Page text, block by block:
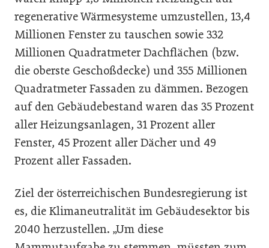
regenerative Wärmesysteme umzustellen, 13,4
Millionen Fenster zu tauschen sowie 332
Millionen Quadratmeter Dachflächen (bzw.
die oberste Geschoßdecke) und 355 Millionen
Quadratmeter Fassaden zu dämmen. Bezogen
auf den Gebäudebestand waren das 35 Prozent
aller Heizungsanlagen, 31 Prozent aller
Fenster, 45 Prozent aller Dächer und 49
Prozent aller Fassaden.
Ziel der österreichischen Bundesregierung ist
es, die Klimaneutralität im Gebäudesektor bis
2040 herzustellen. „Um diese